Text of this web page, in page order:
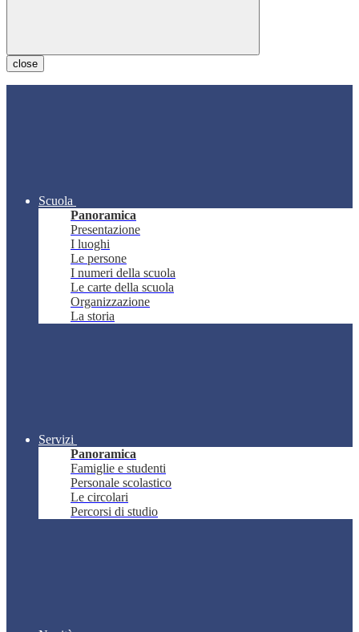
close
Scuola
Panoramica
Presentazione
I luoghi
Le persone
I numeri della scuola
Le carte della scuola
Organizzazione
La storia
Servizi
Panoramica
Famiglie e studenti
Personale scolastico
Le circolari
Percorsi di studio